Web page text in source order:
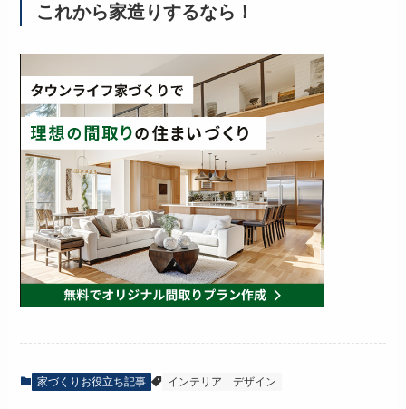
これから家造りするなら！
家づくりお役立ち記事 インテリア デザイン